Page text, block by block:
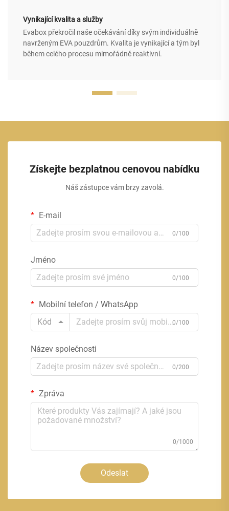
Vynikající kvalita a služby
Evabox překročil naše očekávání díky svým individuálně
navrženým EVA pouzdrům. Kvalita je vynikající a tým byl
během celého procesu mimořádně reaktivní.
Získejte bezplatnou cenovou nabídku
Náš zástupce vám brzy zavolá.
E-mail
0/100
Jméno
0/100
Mobilní telefon / WhatsApp
Kód
0/100
Název společnosti
0/200
Zpráva
0/1000
Odeslat